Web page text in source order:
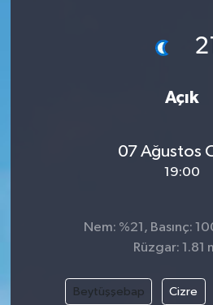
21
Açık
07 Ağustos
19:00
Nem: %21, Basınç:
Rüzgar: 1.81
Beytüşşebap Cizre
YAZARLAR
RESMİ İLAN